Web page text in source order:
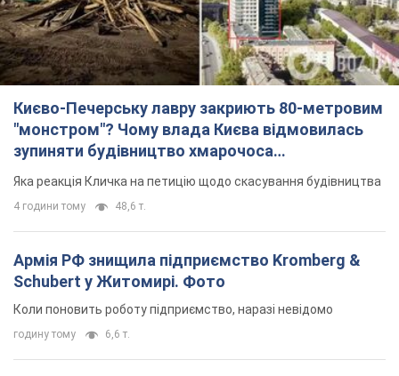
Яка реакція Кличка на петицію щодо скасування будівництва
4 години тому 48,6 т.
Армія РФ знищила підприємство Kromberg &
Schubert у Житомирі. Фото
Коли поновить роботу підприємство, наразі невідомо
годину тому 6,6 т.
МЗС Болгарії викликало українського посла
через інцидент із дроном: що сталося
Бесіда відбудеться 10 серпня
4 години тому 6,9 т.